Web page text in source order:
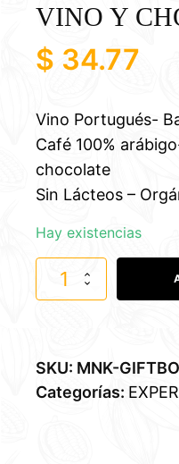
VINO Y
$ 34.77
Vino Portugués-
Café 100%
chocolate
Sin Lácteos –
Hay existencias
CHOCOLATE
SKU: MNK-
Categorías: